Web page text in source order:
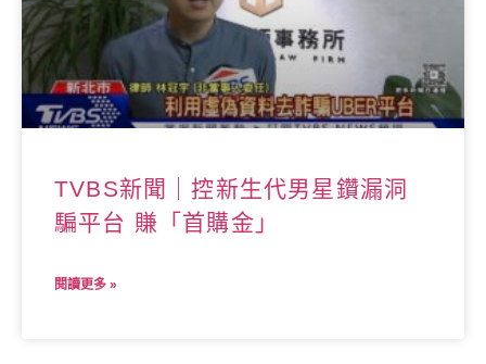
TVBS新聞｜控新生代男星鑽漏洞
騙平台 賺「首購金」
閱讀更多 »